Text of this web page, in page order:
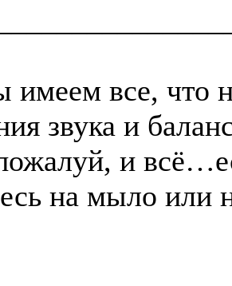
имеем все, что
звука и
и
на мыло или